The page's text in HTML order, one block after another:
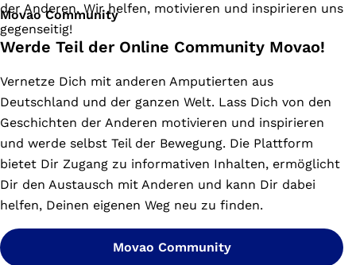
der Anderen. Wir helfen, motivieren und inspirieren uns
gegenseitig!
Movao Community
Werde Teil der Online Community Movao!
Vernetze Dich mit anderen Amputierten aus
Deutschland und der ganzen Welt. Lass Dich von den
Geschichten der Anderen motivieren und inspirieren
und werde selbst Teil der Bewegung. Die Plattform
bietet Dir Zugang zu informativen Inhalten, ermöglicht
Dir den Austausch mit Anderen und kann Dir dabei
helfen, Deinen eigenen Weg neu zu finden.
Movao Community